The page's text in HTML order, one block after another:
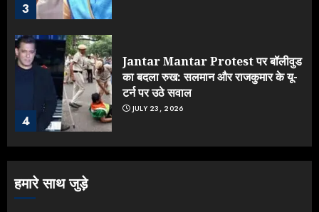
3
4
Jantar Mantar Protest पर बॉलीवुड
का बदला रुख: सलमान और राजकुमार के यू-
टर्न पर उठे सवाल
JULY 23, 2026
हमारे साथ जुड़े